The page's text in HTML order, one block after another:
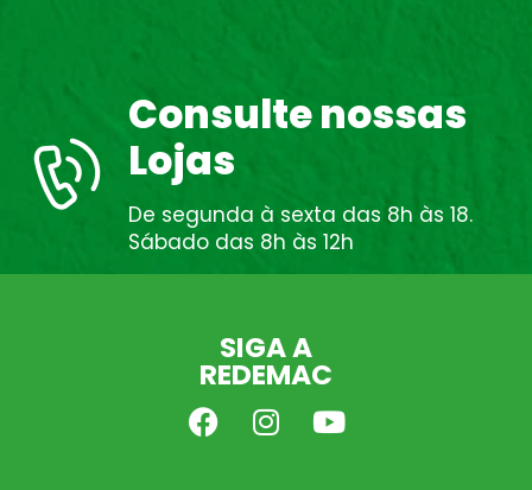
Consulte nossas
Lojas
De segunda à sexta das 8h às 18.
Sábado das 8h às 12h
SIGA A
REDEMAC